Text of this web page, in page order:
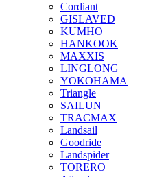
Cordiant
GISLAVED
KUMHO
HANKOOK
MAXXIS
LINGLONG
YOKOHAMA
Triangle
SAILUN
TRACMAX
Landsail
Goodride
Landspider
TORERO